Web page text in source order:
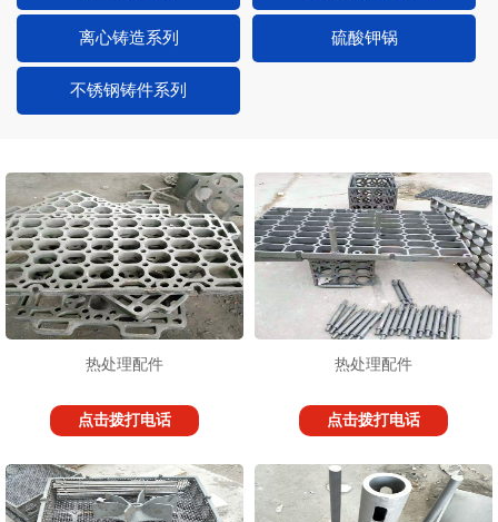
1 2
离心铸造系列 硫酸钾锅
不锈钢铸件系列
热处理配件
点击拨打电话
热处理配件
点击拨打电话